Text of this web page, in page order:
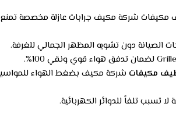
شركة مكيف جرابات عازلة مخصصة تمنع
الصيانة دون تشويه المظهر الجمالي للغرفة.
مكيفات شركة مكيف بضغط الهواء
تلفاً للدوائر الكهربائية.